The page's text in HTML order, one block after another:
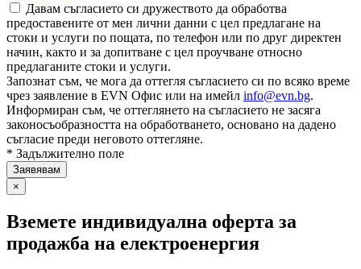
Давам съгласието си дружеството да обработва
предоставените от мен лични данни с цел предлагане на
стоки и услуги по пощата, по телефон или по друг директен
начин, както и за допитване с цел проучване относно
предлаганите стоки и услуги.
Запознат съм, че мога да оттегля съгласието си по всяко време
чрез заявление в EVN Офис или на имейл info@evn.bg.
Информиран съм, че оттеглянето на съгласието не засяга
законосъобразността на обработването, основано на дадено
съгласие преди неговото оттегляне.
* Задължително поле
×
Вземете индивидуална оферта за
продажба на електроенергия